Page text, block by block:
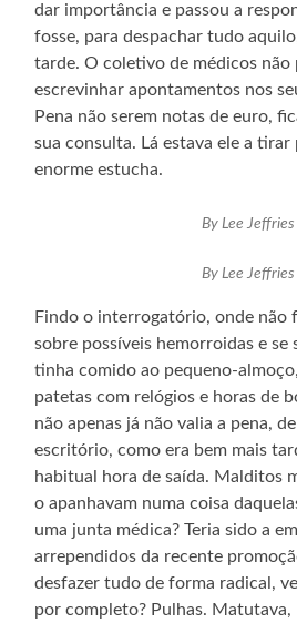
dar importância e passou a
fosse, para despachar tudo
tarde. O coletivo de médicos não
escrevinhar apontamentos nos
Pena não serem notas de euro,
sua consulta. Lá estava ele a
enorme estucha.
By Lee Jeffries
By Lee Jeffries
Findo o interrogatório, onde não
sobre possíveis hemorroidas e se
tinha comido ao pequeno-
patetas com relógios e horas de
não apenas já não valia a pena,
escritório, como era bem mais
habitual hora de saída. Malditos
o apanhavam numa coisa
uma junta médica? Teria sido a
arrependidos da recente
desfazer tudo de forma radical,
por completo? Pulhas. Matutava,